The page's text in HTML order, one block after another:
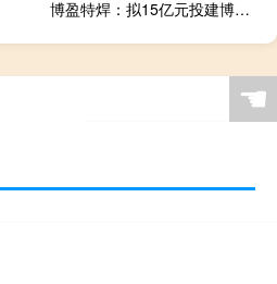
博盈特焊：拟15亿元投建博盈特焊大凹生产基地建设项目
☚